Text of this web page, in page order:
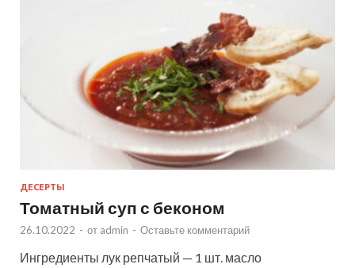
ДЕСЕРТЫ
Томатный суп с беконом
26.10.2022 - от admin - Оставьте комментарий
Ингредиенты лук репчатый — 1 шт. масло